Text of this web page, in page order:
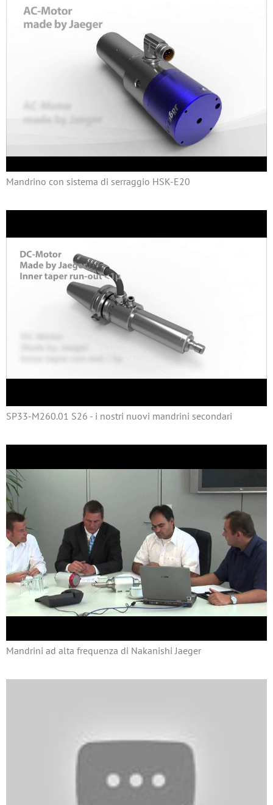
Mandrino con sistema di serraggio HSK-E20
SP33-M260.01 S26 - i nostri nuovi mandrini secondari
Mandrini ad alta frequenza di Nakanishi Jaeger